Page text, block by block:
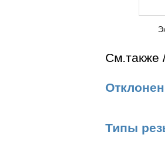
См.также
Типы